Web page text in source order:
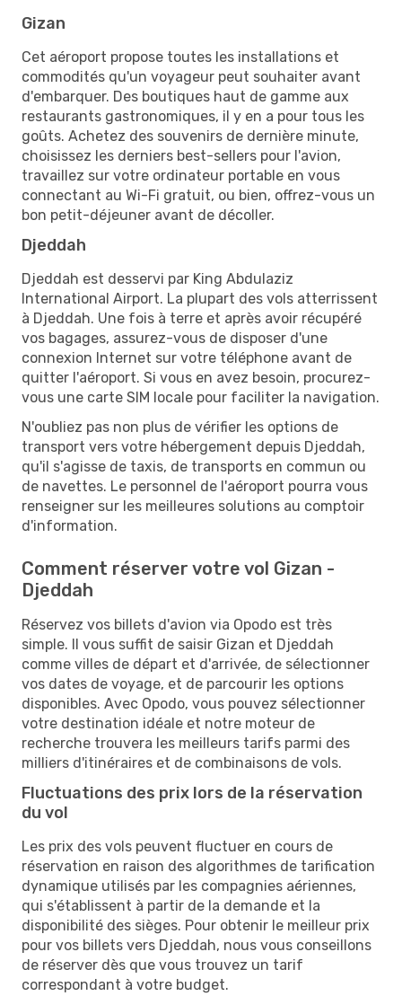
Gizan
Cet aéroport propose toutes les installations et
commodités qu'un voyageur peut souhaiter avant
d'embarquer. Des boutiques haut de gamme aux
restaurants gastronomiques, il y en a pour tous les
goûts. Achetez des souvenirs de dernière minute,
choisissez les derniers best-sellers pour l'avion,
travaillez sur votre ordinateur portable en vous
connectant au Wi-Fi gratuit, ou bien, offrez-vous un
bon petit-déjeuner avant de décoller.
Djeddah
Djeddah est desservi par King Abdulaziz
International Airport. La plupart des vols atterrissent
à Djeddah. Une fois à terre et après avoir récupéré
vos bagages, assurez-vous de disposer d'une
connexion Internet sur votre téléphone avant de
quitter l'aéroport. Si vous en avez besoin, procurez-
vous une carte SIM locale pour faciliter la navigation.
N'oubliez pas non plus de vérifier les options de
transport vers votre hébergement depuis Djeddah,
qu'il s'agisse de taxis, de transports en commun ou
de navettes. Le personnel de l'aéroport pourra vous
renseigner sur les meilleures solutions au comptoir
d'information.
Comment réserver votre vol Gizan -
Djeddah
Réservez vos billets d'avion via Opodo est très
simple. Il vous suffit de saisir Gizan et Djeddah
comme villes de départ et d'arrivée, de sélectionner
vos dates de voyage, et de parcourir les options
disponibles. Avec Opodo, vous pouvez sélectionner
votre destination idéale et notre moteur de
recherche trouvera les meilleurs tarifs parmi des
milliers d'itinéraires et de combinaisons de vols.
Fluctuations des prix lors de la réservation
du vol
Les prix des vols peuvent fluctuer en cours de
réservation en raison des algorithmes de tarification
dynamique utilisés par les compagnies aériennes,
qui s'établissent à partir de la demande et la
disponibilité des sièges. Pour obtenir le meilleur prix
pour vos billets vers Djeddah, nous vous conseillons
de réserver dès que vous trouvez un tarif
correspondant à votre budget.